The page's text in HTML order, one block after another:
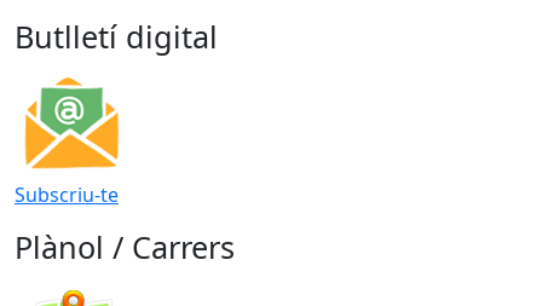
Butlletí digital
Subscriu-te
Plànol / Carrers